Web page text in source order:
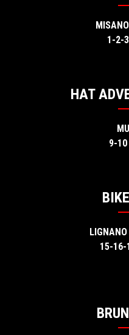
1-2-
HAT
9-10
15-16-